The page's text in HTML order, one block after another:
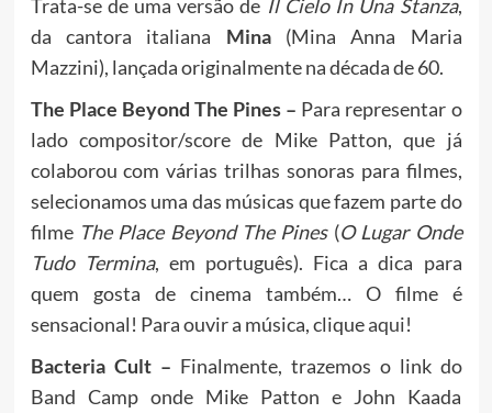
Trata-se de uma versão de Il Cielo In Una Stanza,
da cantora italiana Mina(Mina Anna Maria
Mazzini), lançada originalmente na década de 60.
The Place Beyond The Pines – Para representar o
lado compositor/score de Mike Patton, que já
colaborou com várias trilhas sonoras para filmes,
selecionamos uma das músicas que fazem parte do
filme The Place Beyond The Pines(O Lugar Onde
Tudo Termina, em português). Fica a dica para
quem gosta de cinema também… O filme é
sensacional! Para ouvir a música, cliqueaqui!
Bacteria Cult – Finalmente, trazemos o link do
Band Camp onde Mike Patton e John Kaada